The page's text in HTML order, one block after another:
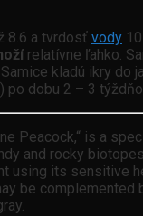
8.6 a tvrdosť vody
relatívne ľahko.
kladú ikry
dobu 2 – 3
Peacock,“ is a
and rocky
its sensitive
be